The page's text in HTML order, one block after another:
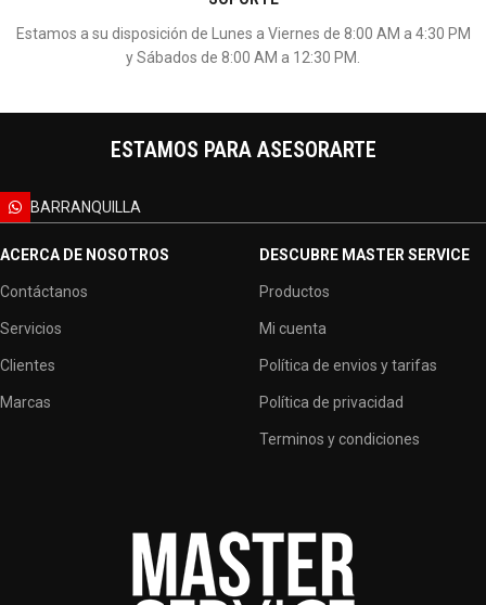
Estamos a su disposición de Lunes a Viernes de 8:00 AM a 4:30 PM
y Sábados de 8:00 AM a 12:30 PM.
ESTAMOS PARA ASESORARTE
BARRANQUILLA
ACERCA DE NOSOTROS
Contáctanos
Servicios
Clientes
Marcas
DESCUBRE MASTER SERVICE
Productos
Mi cuenta
Política de envios y tarifas
Política de privacidad
Terminos y condiciones